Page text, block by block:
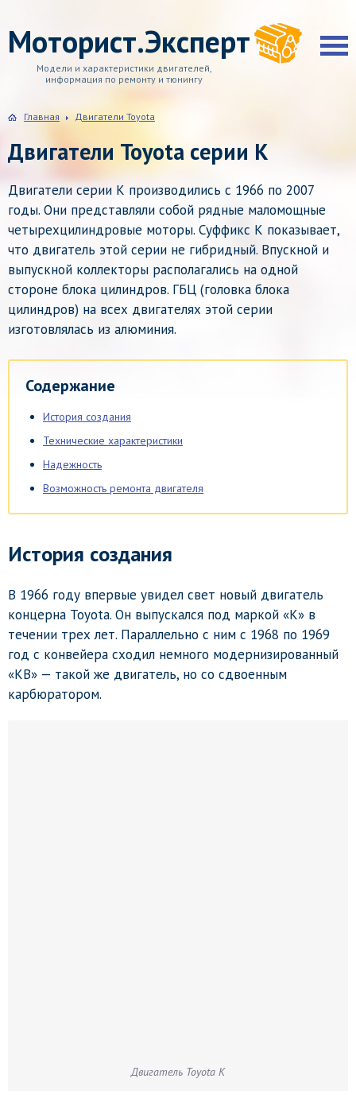
Моторист.Эксперт
Модели и характеристики двигателей,
информация по ремонту и тюнингу
Главная Двигатели Toyota
Двигатели Toyota серии K
Двигатели серии К производились с 1966 по 2007
годы. Они представляли собой рядные маломощные
четырехцилиндровые моторы. Суффикс К показывает,
что двигатель этой серии не гибридный. Впускной и
выпускной коллекторы располагались на одной
стороне блока цилиндров. ГБЦ (головка блока
цилиндров) на всех двигателях этой серии
изготовлялась из алюминия.
Содержание
История создания
Технические характеристики
Надежность
Возможность ремонта двигателя
История создания
В 1966 году впервые увидел свет новый двигатель
концерна Toyota. Он выпускался под маркой «К» в
течении трех лет. Параллельно с ним с 1968 по 1969
год с конвейера сходил немного модернизированный
«КВ» — такой же двигатель, но со сдвоенным
карбюратором.
Двигатель Toyota К